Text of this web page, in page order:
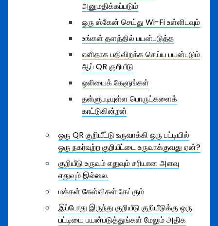
அனுமதிக்கப்படும்
ஒரு ஸ்கேன் செய்து Wi-Fi உள்ளிடவும்
உங்கள் தளத்தில் பயன்படுத்த
எளிதாக பதிவிறக்க செய்ய பயன்படும்
ஆப் QR குறியீடு
ஒலியைக் கேளுங்கள்
தள்ளுபடியுள்ள பொருட்களைக்
காட்டுகின்றன்
ஒரு QR குறியீட்டு உருவாக்கி ஒரு பட்டியில்
ஒரு நகர்வுற்ற குறியீட்டை உருவாக்குவது ஏன்?
குறியீடு உருவம் எதுவும் சரியான அளவு
எதுவும் இல்லை.
மக்கள் கேள்விகள் கேட்கும்
இப்போது இருந்து குறியீடு குறியீடுக்கு ஒரு
பட்டியை பயன்படுத்துங்கள் மேலும் அதிக